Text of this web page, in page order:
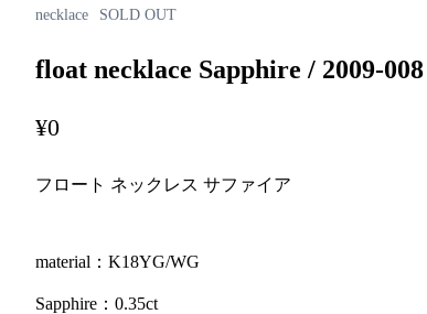
necklace SOLD OUT
float necklace Sapphire / 2009-008
¥0
フロート ネックレス サファイア
material：K18YG/WG
Sapphire：0.35ct